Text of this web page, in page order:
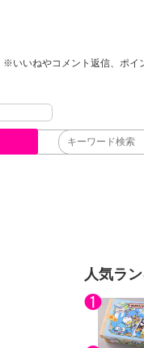
※いいねやコメント返信、ポイ
人気ラ